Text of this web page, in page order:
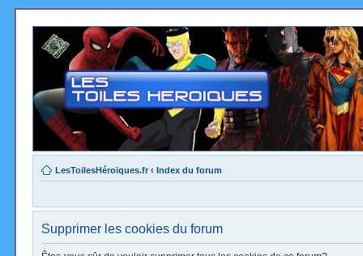
LesToilesHéroïques.fr ‹ Index du forum
Supprimer les cookies du forum